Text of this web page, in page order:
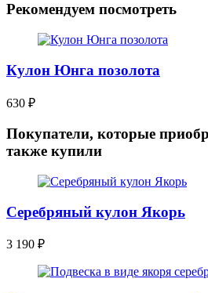
Рекомендуем посмотреть
Кулон Юнга позолота
630 ₽
Покупатели, которые
также купили
Серебряный кулон Якорь
3 190 ₽